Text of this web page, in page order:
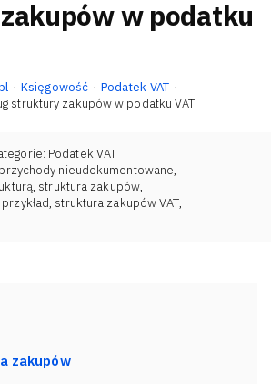
w podatku
Księgowość
Podatek VAT
struktury zakupów w podatku VAT
Podatek VAT |
przychody nieudokumentowane,
, struktura zakupów,
, struktura zakupów VAT,
zakupów